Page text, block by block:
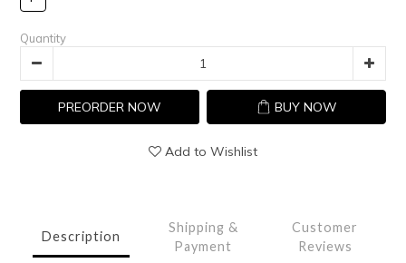
Quantity
PREORDER NOW BUY NOW
Add to Wishlist
Description
Shipping &
Payment
Customer
Reviews